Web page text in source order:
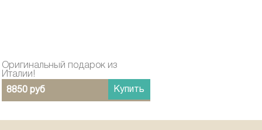
Оригинальный подарок из
Италии!
8850 руб
Купить